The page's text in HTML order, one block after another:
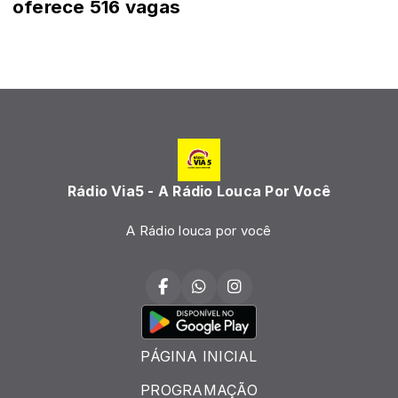
oferece 516 vagas
Rádio Via5 - A Rádio Louca Por Você
A Rádio louca por você
PÁGINA INICIAL
PROGRAMAÇÃO